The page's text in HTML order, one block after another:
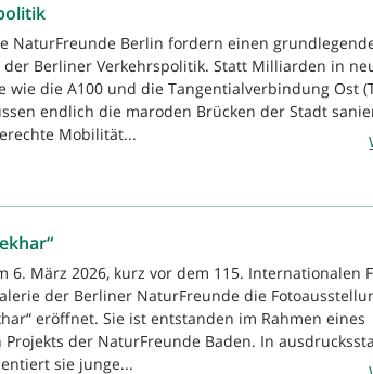
NaturFreunde Berlin fordern einen
der Berliner Verkehrspolitik. Statt Milliarden in
wie die A100 und die Tangentialverbindung Ost
endlich die maroden Brücken der Stadt
Mobilität...
6. März 2026, kurz vor dem 115. Internationalen
der Berliner NaturFreunde die
eröffnet. Sie ist entstanden im Rahmen eines
der NaturFreunde Baden. In
sie junge...